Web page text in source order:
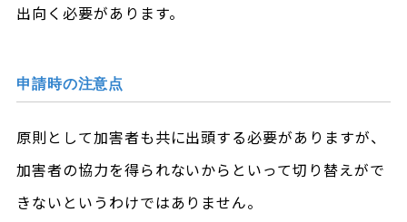
出向く必要があります。
申請時の注意点
原則として加害者も共に出頭する必要がありますが、
加害者の協力を得られないからといって切り替えがで
きないというわけではありません。